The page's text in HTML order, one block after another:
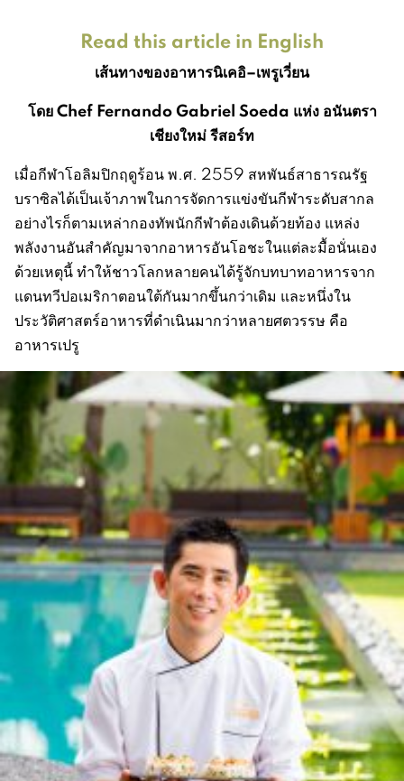
Read this article in English
เส้นทางของอาหารนิเคอิ–เพรูเวี่ยน
โดยChef Fernando Gabriel Soeda แห่ง อนันตรา
เชียงใหม่ รีสอร์ท
เมื่อกีฬาโอลิมปิกฤดูร้อน พ.ศ. 2559 สหพันธ์สาธารณรัฐ
บราซิลได้เป็นเจ้าภาพในการจัดการแข่งขันกีฬาระดับสากล
อย่างไรก็ตามเหล่ากองทัพนักกีฬาต้องเดินด้วยท้อง แหล่ง
พลังงานอันสำคัญมาจากอาหารอันโอชะในแต่ละมื้อนั่นเอง
ด้วยเหตุนี้ ทำให้ชาวโลกหลายคนได้รู้จักบทบาทอาหารจาก
แดนทวีปอเมริกาตอนใต้กันมากขึ้นกว่าเดิม และหนึ่งใน
ประวัติศาสตร์อาหารที่ดำเนินมากว่าหลายศตวรรษ คือ
อาหารเปรู